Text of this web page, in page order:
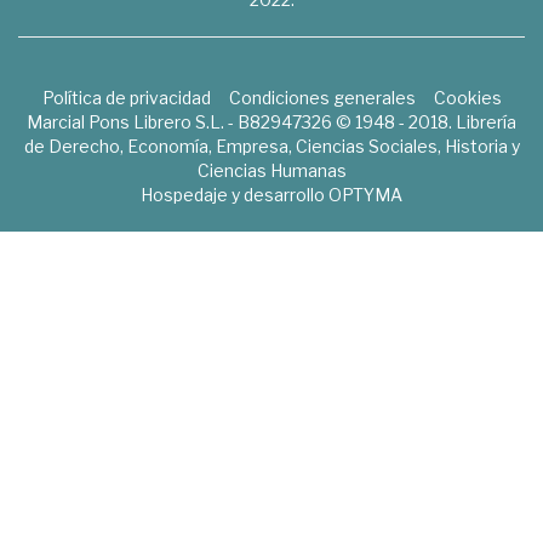
Política de privacidad Condiciones generales
Cookies
Marcial Pons Librero S.L. - B82947326 © 1948 - 2018. Librería
de Derecho, Economía, Empresa, Ciencias Sociales, Historia y
Ciencias Humanas
Hospedaje y desarrollo OPTYMA